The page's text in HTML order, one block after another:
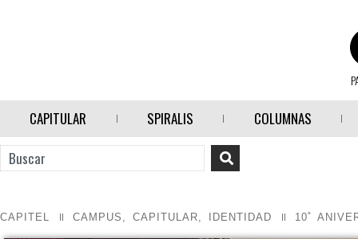
CAPITULAR SPIRALIS COLUMNAS
CAPITEL CAMPUS , CAPITULAR, IDENTIDAD 10˚